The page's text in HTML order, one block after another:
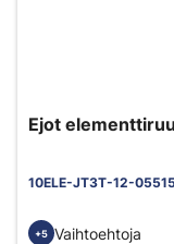
Ejot
10ELE-JT3T-12-
+5 Vaihtoehtoja